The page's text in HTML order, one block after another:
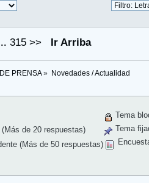
315 >> Ir Arriba
PRENSA» Novedades / Actualidad
de 20 respuestas)
(Más de 50 respuestas)
Tema
Tema